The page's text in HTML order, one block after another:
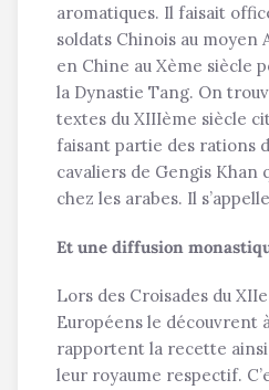
aromatiques. Il faisait
soldats Chinois au moyen
en Chine au Xème siècle
la Dynastie Tang. On
textes du XIIIème siècle
faisant partie des rations
cavaliers de Gengis
chez les arabes. Il
Et une diffusion
Lors des Croisades du
Européens le découvrent
rapportent la recette ainsi
leur royaume respectif.